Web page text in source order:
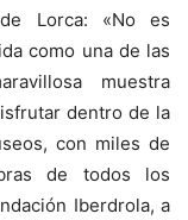
Lorca: «No es
como una de las
muestra
dentro de la
con miles de
de todos los
Iberdrola, a